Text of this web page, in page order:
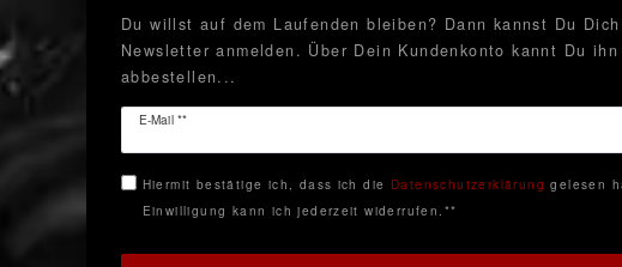
Du willst auf dem Laufenden bleiben? Dann kannst Du
Newsletter anmelden. Über Dein Kundenkonto kannt Du
abbestellen...
E-Mail **
Newsletter
Hiermit bestätige ich, dass ich die Daten­schutz­erklärung gelesen
Einwilligung kann ich jederzeit widerrufen.**